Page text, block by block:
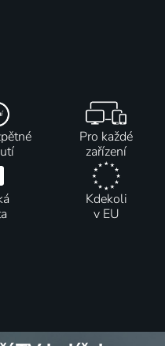
Pro každé
zařízení
Kdekoli
v EU